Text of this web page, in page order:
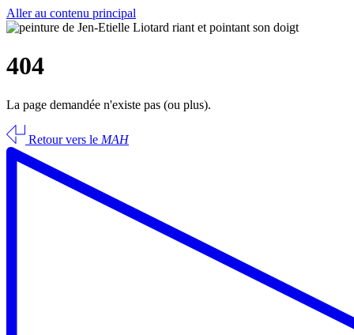
Aller au contenu principal
404
La page demandée n'existe pas (ou plus).
Retour vers le MAH